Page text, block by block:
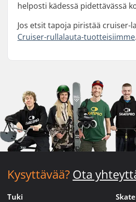
helposti kädessä pidettävässä
Jos etsit tapoja piristää cruiser-
Cruiser-rullalauta-tuotteisiimme.
Kysyttävää? Ota
Tuki